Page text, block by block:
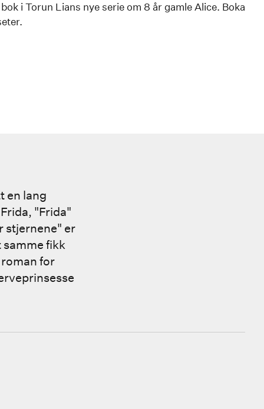
i Torun Lians nye serie om 8 år gamle Alice. Boka
en lang
"Frida"
stjernene" er
samme fikk
for